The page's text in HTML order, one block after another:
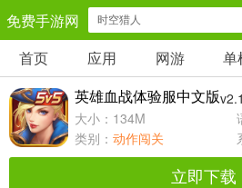
免费手游网
安卓网游 安卓单机
角色扮演
策略塔防
首页 应用 网游 单
英雄血战体验服中文版
大小：134M
类别： 动作闯关
立即下载